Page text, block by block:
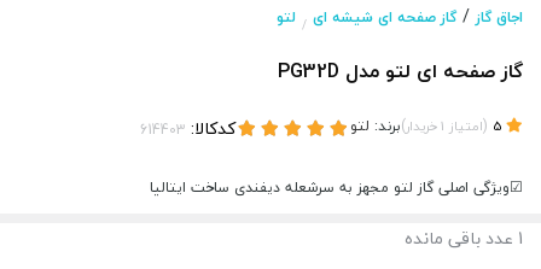
اجاق گاز/گاز صفحه ای شیشه ای / لتو
گاز صفحه ای لتو مدل PG32D
(امتیاز 1خریدار)برند: لتو کدکالا:
☑ویژگی اصلی گاز لتو مجهز به سرشعله دیفندی ساخت ایتالیا
1 عدد باقی مانده